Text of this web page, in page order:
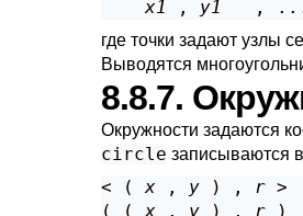
x1
, y1
,
где точки задают узлы
Выводятся
8.8.7.
Окружности задаются
circle записываются
< ( x , y ) , r >
( ( x , y ) , r )